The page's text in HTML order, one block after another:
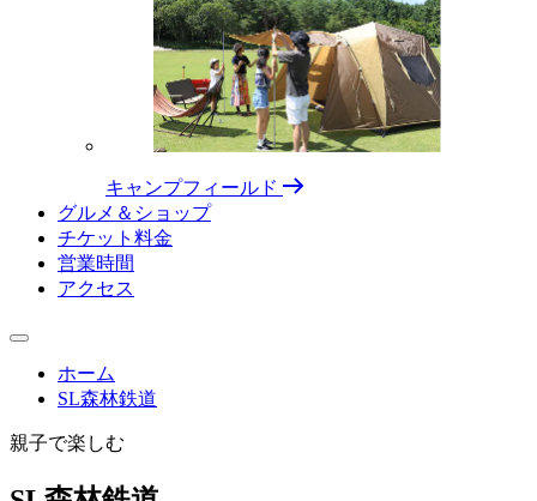
キャンプフィールド
グルメ＆ショップ
チケット料⾦
営業時間
アクセス
ホーム
SL森林鉄道
親子で楽しむ